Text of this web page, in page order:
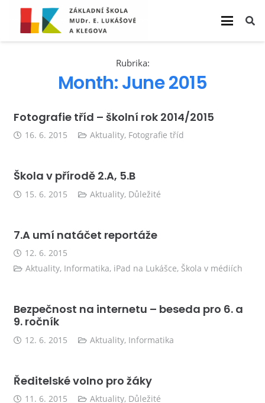
Rubrika:
Month:June 2015
Fotografie tříd – školní rok 2014/2015
16. 6. 2015 Aktuality, Fotografie tříd
Škola v přírodě 2.A, 5.B
15. 6. 2015 Aktuality, Důležité
7.A umí natáčet reportáže
12. 6. 2015
Aktuality, Informatika, iPad na Lukášce, Škola v médiích
Bezpečnost na internetu – beseda pro 6. a
9. ročník
12. 6. 2015 Aktuality, Informatika
Ředitelské volno pro žáky
11. 6. 2015 Aktuality, Důležité